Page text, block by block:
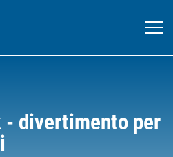
- divertimento per